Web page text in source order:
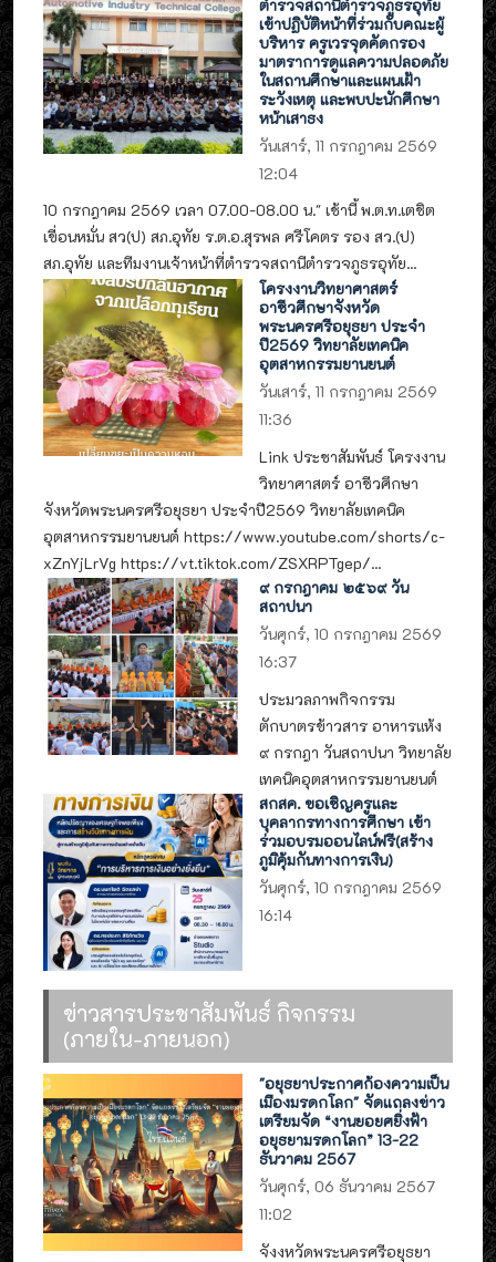
ตำรวจสถานีตำรวจภูธรอุทัย
เข้าปฏิบัติหน้าที่ร่วมกับคณะผู้
บริหาร ครูเวรจุดคัดกรอง
มาตราการดูแลความปลอดภัย
ในสถานศึกษาและแผนเฝ้า
ระวังเหตุ และพบปะนักศึกษา
หน้าเสาธง
วันเสาร์, 11 กรกฎาคม 2569
12:04
10 กรกฎาคม 2569 เวลา 07.00-08.00 น." เช้านี้ พ.ต.ท.เตชิต
เขื่อนหมั่น สว(ป) สภ.อุทัย ร.ต.อ.สุรพล ศรีโคตร รอง สว.(ป)
สภ.อุทัย และทีมงานเจ้าหน้าที่ตำรวจสถานีตำรวจภูธรอุทัย...
โครงงานวิทยาศาสตร์
อาชีวศึกษาจังหวัด
พระนครศรีอยุธยา ประจำ
ปี2569 วิทยาลัยเทคนิค
อุตสาหกรรมยานยนต์
วันเสาร์, 11 กรกฎาคม 2569
11:36
Link ประชาสัมพันธ์ โครงงาน
วิทยาศาสตร์ อาชีวศึกษา
จังหวัดพระนครศรีอยุธยา ประจำปี2569 วิทยาลัยเทคนิค
อุตสาหกรรมยานยนต์ https://www.youtube.com/shorts/c-
xZnYjLrVg https://vt.tiktok.com/ZSXRPTgep/...
๙ กรกฎาคม ๒๕๖๙ วัน
สถาปนา
วันศุกร์, 10 กรกฎาคม 2569
16:37
ประมวลภาพกิจกรรม
ตักบาตรข้าวสาร อาหารแห้ง
๙ กรกฎา วันสถาปนา วิทยาลัย
เทคนิคอุตสาหกรรมยานยนต์
สกสค. ขอเชิญครูและ
บุคลากรทางการศึกษา เข้า
ร่วมอบรมออนไลน์ฟรี(สร้าง
ภูมิคุ้มกันทางการเงิน)
วันศุกร์, 10 กรกฎาคม 2569
16:14
ข่าวสารประชาสัมพันธ์ กิจกรรม
(ภายใน-ภายนอก)
"อยุธยาประกาศก้องความเป็น
เมืองมรดกโลก" จัดแถลงข่าว
เตรียมจัด “งานยอยศยิ่งฟ้า
อยุธยามรดกโลก” 13-22
ธันวาคม 2567
วันศุกร์, 06 ธันวาคม 2567
11:02
จังงหวัดพระนครศรีอยุธยา